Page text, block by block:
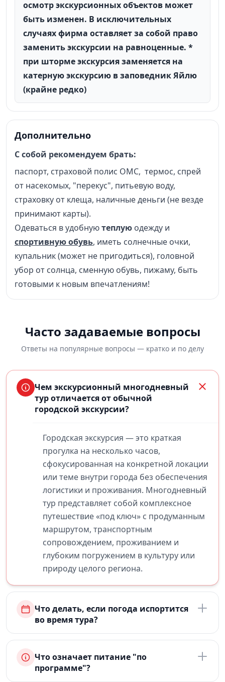
осмотр экскурсионных объектов может
быть изменен. В исключительных
случаях фирма оставляет за собой право
заменить экскурсии на равноценные. *
при шторме экскурсия заменяется на
катерную экскурсию в заповедник Яйлю
(крайне редко)
Дополнительно
С собой рекомендуем брать:
паспорт, страховой полис ОМС, термос, спрей
от насекомых, "перекус", питьевую воду,
страховку от клеща, наличные деньги (не везде
принимают карты).
Одеваться в удобнуютеплую одежду и
спортивную обувь, иметь солнечные очки,
купальник (может не пригодиться), головной
убор от солнца, сменную обувь, пижаму, быть
готовыми к новым впечатлениям!
Часто задаваемые вопросы
Ответы на популярные вопросы — кратко и по делу
Чем экскурсионный многодневный
тур отличается от обычной
городской экскурсии?
Городская экскурсия — это краткая
прогулка на несколько часов,
сфокусированная на конкретной локации
или теме внутри города без обеспечения
логистики и проживания. Многодневный
тур представляет собой комплексное
путешествие «под ключ» с продуманным
маршрутом, транспортным
сопровождением, проживанием и
глубоким погружением в культуру или
природу целого региона.
Что делать, если погода испортится
во время тура?
Что означает питание "по
программе"?